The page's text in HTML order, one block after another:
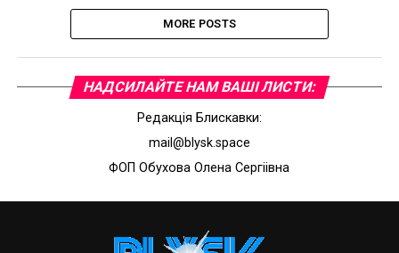
MORE POSTS
НАДСИЛАЙТЕ НАМ ВАШI ЛИСТИ:
Редакцiя Блискавки:
mail@blysk.space
ФОП Обухова Олена Сергiiвна